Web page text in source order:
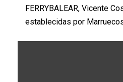
FERRYBALEAR, Vicente
establecidas por